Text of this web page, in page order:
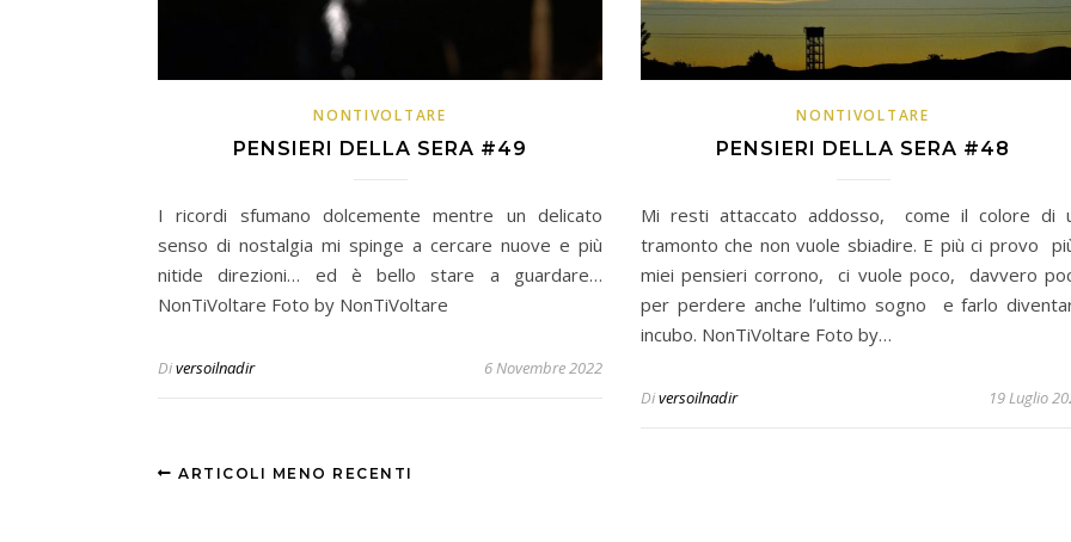
NONTIVOLTARE
PENSIERI DELLA SERA #49
I ricordi sfumano dolcemente mentre un delicato
senso di nostalgia mi spinge a cercare nuove e più
nitide direzioni… ed è bello stare a guardare…
NonTiVoltare Foto by NonTiVoltare
Diversoilnadir 6 Novembre 2022
NONTIVOLTARE
PENSIERI DELLA SERA #48
Mi resti attaccato addosso, come il colore di
tramonto che non vuole sbiadire. E più ci provo
miei pensieri corrono, ci vuole poco, davvero
per perdere anche l’ultimo sogno e farlo
incubo. NonTiVoltare Foto by…
Diversoilnadir 19 Luglio
ARTICOLI MENO RECENTI